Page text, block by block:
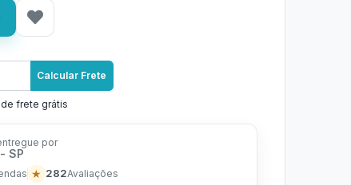
Calcular Frete
frete grátis
por
- SP
★ 282Avaliações